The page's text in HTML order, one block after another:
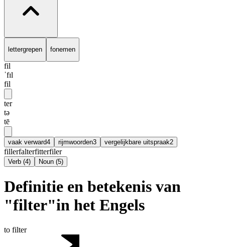
lettergrepen fonemen
fil
ˈfɪl
fil
ter
tə
tē
vaak verward4 rijmwoorden3 vergelijkbare uitspraak2
fillerfalterfitterfiler
Verb (4) Noun (5)
Definitie en betekenis van
"filter"in het Engels
to filter